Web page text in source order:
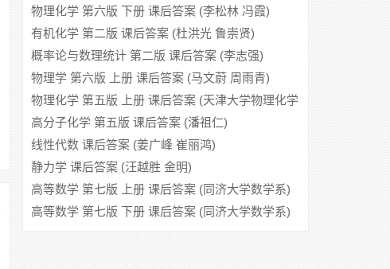
物理化学 第六版 下册 课后答案 (李松林 冯霞)
有机化学 第二版 课后答案 (杜洪光 鲁崇贤)
概率论与数理统计 第二版 课后答案 (李志强)
物理学 第六版 上册 课后答案 (马文蔚 周雨青)
物理化学 第五版 上册 课后答案 (天津大学物理化学
教研室 刘俊吉 周亚平)
高分子化学 第五版 课后答案 (潘祖仁)
线性代数 课后答案 (姜广峰 崔丽鸿)
静力学 课后答案 (汪越胜 金明)
高等数学 第七版 上册 课后答案 (同济大学数学系)
高等数学 第七版 下册 课后答案 (同济大学数学系)